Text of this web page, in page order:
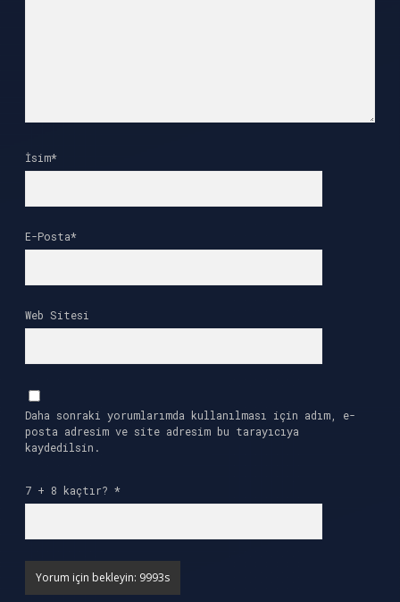
İsim*
E-Posta*
Web Sitesi
Daha sonraki yorumlarımda kullanılması için adım, e-
posta adresim ve site adresim bu tarayıcıya
kaydedilsin.
7 + 8 kaçtır? *